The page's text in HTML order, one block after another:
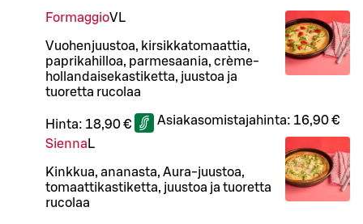
FormaggioVL
Vuohenjuustoa, kirsikkatomaattia,
paprikahilloa, parmesaania, crème-
hollandaisekastiketta, juustoa ja
tuoretta rucolaa
Hinta: 18,90 € Asiakasomistajahinta: 16,90 €
Sienna L
Kinkkua, ananasta, Aura-juustoa,
tomaattikastiketta, juustoa ja tuoretta
rucolaa